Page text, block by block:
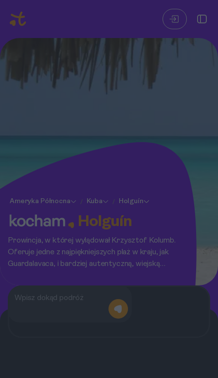
Ameryka Północna / Kuba / Holguín
Holguín
Prowincja, w której wylądował Krzysztof Kolumb.
Oferuje jedne z najpiękniejszych plaż w kraju, jak
Guardalavaca, i bardziej autentyczną, wiejską